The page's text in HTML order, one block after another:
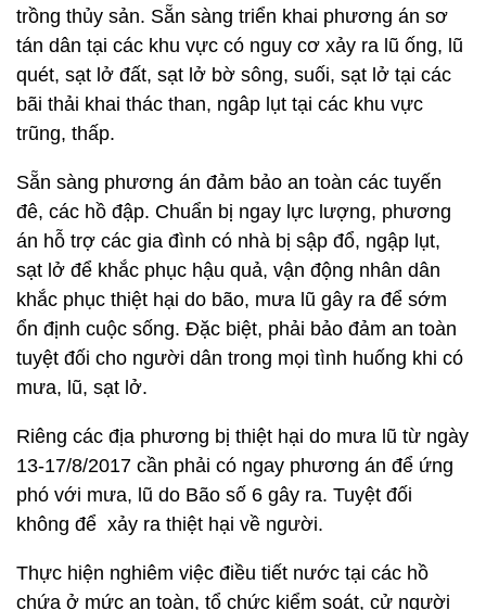
trồng thủy sản. Sẵn sàng triển khai phương án sơ
tán dân tại các khu vực có nguy cơ xảy ra lũ ống, lũ
quét, sạt lở đất, sạt lở bờ sông, suối, sạt lở tại các
bãi thải khai thác than, ngâp lụt tại các khu vực
trũng, thấp.
Sẵn sàng phương án đảm bảo an toàn các tuyến
đê, các hồ đập. Chuẩn bị ngay lực lượng, phương
án hỗ trợ các gia đình có nhà bị sập đổ, ngập lụt,
sạt lở để khắc phục hậu quả, vận động nhân dân
khắc phục thiệt hại do bão, mưa lũ gây ra để sớm
ổn định cuộc sống. Đặc biệt, phải bảo đảm an toàn
tuyệt đối cho người dân trong mọi tình huống khi có
mưa, lũ, sạt lở.
Riêng các địa phương bị thiệt hại do mưa lũ từ ngày
13-17/8/2017 cần phải có ngay phương án để ứng
phó với mưa, lũ do Bão số 6 gây ra. Tuyệt đối
không để xảy ra thiệt hại về người.
Thực hiện nghiêm việc điều tiết nước tại các hồ
chứa ở mức an toàn, tổ chức kiểm soát, cử người